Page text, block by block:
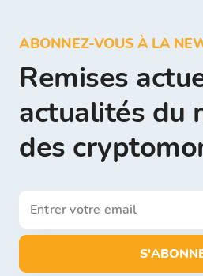
ABONNEZ-VOUS À LA
Remises
actualités du
des